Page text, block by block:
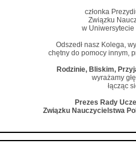
członka
Związku
w
Odszedł nasz Kolega,
chętny do pomocy innym,
Rodzinie, Bliskim,
wyrażamy
łącząc
Prezes Rady
Związku Nauczycielstwa